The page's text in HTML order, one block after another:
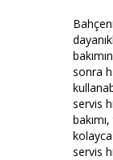
sonra
servis
servis